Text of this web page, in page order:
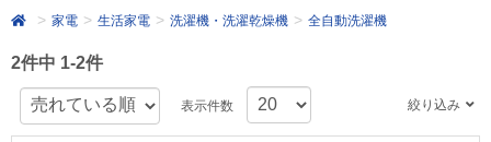
家電 生活家電 洗濯機・洗濯乾燥機 全自動洗濯機
2件中 1-2件
表示件数 絞り込み